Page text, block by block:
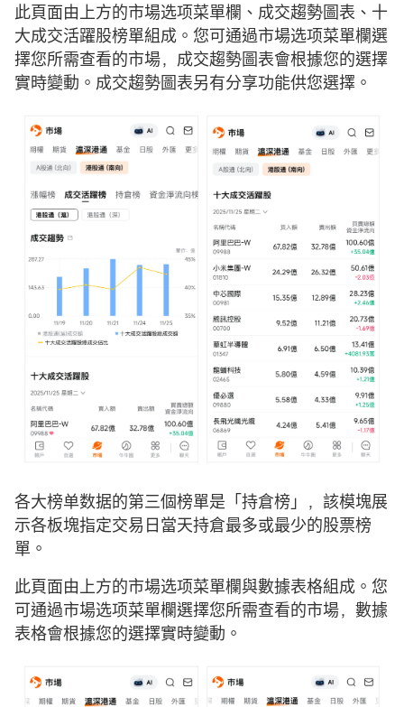
此頁面由上方的市場选项菜單欄、成交趨勢圖表、十
大成交活躍股榜單組成。您可通過市場选项菜單欄選
擇您所需查看的市場，成交趨勢圖表會根據您的選擇
實時變動。成交趨勢圖表另有分享功能供您選擇。
各大榜单数据的第三個榜單是「持倉榜」，該模塊展
示各板塊指定交易日當天持倉最多或最少的股票榜
單。
此頁面由上方的市場选项菜單欄與數據表格組成。您
可通過市場选项菜單欄選擇您所需查看的市場，數據
表格會根據您的選擇實時變動。